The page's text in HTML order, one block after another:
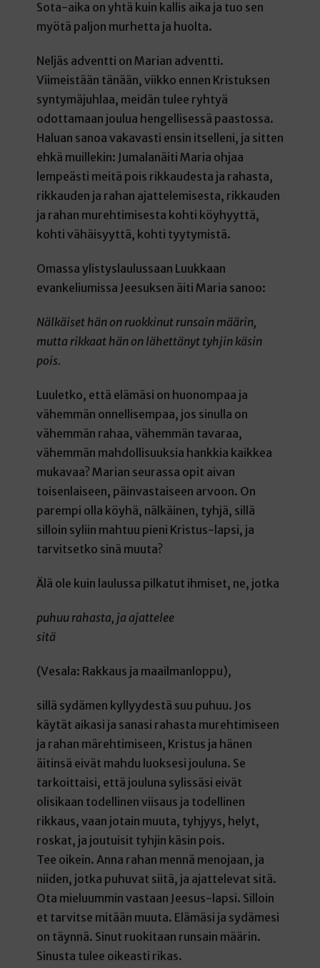
Sota-aika on yhtä kuin kallis aika ja tuo sen
myötä paljon murhetta ja huolta.
Neljäs adventti on Marian adventti.
Viimeistään tänään, viikko ennen Kristuksen
syntymäjuhlaa, meidän tulee ryhtyä
odottamaan joulua hengellisessä paastossa.
Haluan sanoa vakavasti ensin itselleni, ja sitten
ehkä muillekin: Jumalanäiti Maria ohjaa
lempeästi meitä pois rikkaudesta ja rahasta,
rikkauden ja rahan ajattelemisesta, rikkauden
ja rahan murehtimisesta kohti köyhyyttä,
kohti vähäisyyttä, kohti tyytymistä.
Omassa ylistyslaulussaan Luukkaan
evankeliumissa Jeesuksen äiti Maria sanoo:
Nälkäiset hän on ruokkinut runsain määrin,
mutta rikkaat hän on lähettänyt tyhjin käsin
pois.
Luuletko, että elämäsi on huonompaa ja
vähemmän onnellisempaa, jos sinulla on
vähemmän rahaa, vähemmän tavaraa,
vähemmän mahdollisuuksia hankkia kaikkea
mukavaa? Marian seurassa opit aivan
toisenlaiseen, päinvastaiseen arvoon. On
parempi olla köyhä, nälkäinen, tyhjä, sillä
silloin syliin mahtuu pieni Kristus-lapsi, ja
tarvitsetko sinä muuta?
Älä ole kuin laulussa pilkatut ihmiset, ne, jotka
puhuu rahasta, ja ajattelee
sitä
(Vesala: Rakkaus ja maailmanloppu),
sillä sydämen kyllyydestä suu puhuu. Jos
käytät aikasi ja sanasi rahasta murehtimiseen
ja rahan märehtimiseen, Kristus ja hänen
äitinsä eivät mahdu luoksesi jouluna. Se
tarkoittaisi, että jouluna sylissäsi eivät
olisikaan todellinen viisaus ja todellinen
rikkaus, vaan jotain muuta, tyhjyys, helyt,
roskat, ja joutuisit tyhjin käsin pois.
Tee oikein. Anna rahan mennä menojaan, ja
niiden, jotka puhuvat siitä, ja ajattelevat sitä.
Ota mieluummin vastaan Jeesus-lapsi. Silloin
et tarvitse mitään muuta. Elämäsi ja sydämesi
on täynnä. Sinut ruokitaan runsain määrin.
Sinusta tulee oikeasti rikas.